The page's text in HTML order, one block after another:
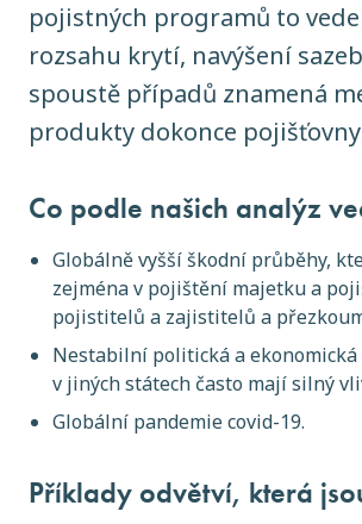
pojistných programů to
rozsahu krytí, navýšení
spoustě případů znamená
produkty dokonce
Co podle našich analýz
Globálně vyšší škodní průběhy,
zejména v pojištění majetku a
pojistitelů a zajistitelů a
Nestabilní politická a
v jiných státech často mají silný
Globální pandemie covid-19.
Příklady odvětví, která